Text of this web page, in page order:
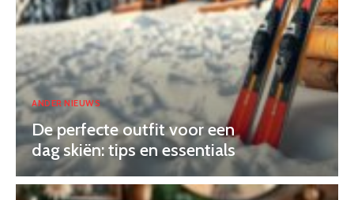
ANDER NIEUWS
De perfecte outfit voor een
dag skiën: tips en essentials